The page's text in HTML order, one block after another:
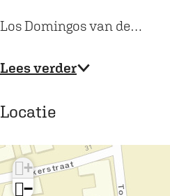
e
e
B
T
e
r
d
Los Domingos van de…
Lees verder
Locatie
+
−